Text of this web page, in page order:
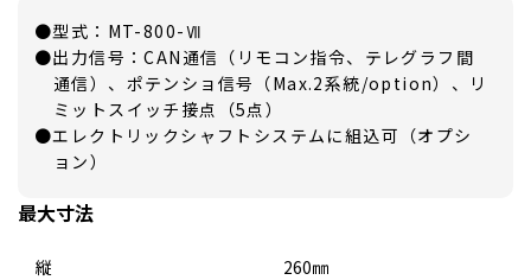
●型式：MT-800-Ⅶ
●出力信号：CAN通信（リモコン指令、テレグラフ間
通信）、ポテンショ信号（Max.2系統/option）、リ
ミットスイッチ接点（5点）
●エレクトリックシャフトシステムに組込可（オプシ
ョン）
最大寸法
縦 260㎜